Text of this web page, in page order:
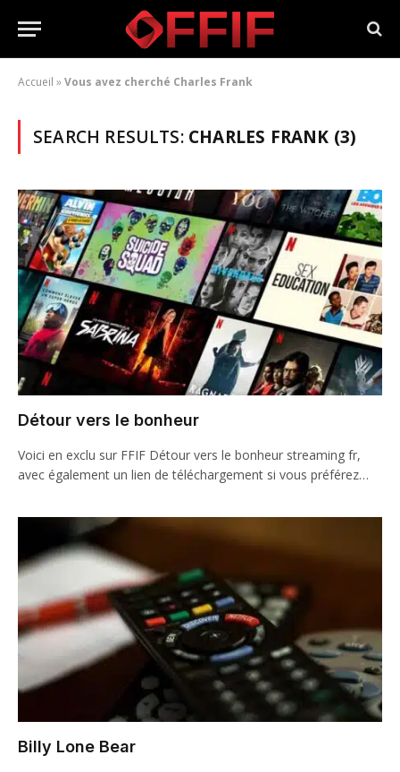
Accueil »Vous avez cherché Charles Frank
SEARCH RESULTS: CHARLES FRANK (3)
Détour vers le bonheur
Voici en exclu sur FFIF Détour vers le bonheur streaming fr,
avec également un lien de téléchargement si vous préférez…
Billy Lone Bear